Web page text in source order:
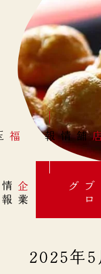
店舗情報
企
業
情
報
ブ
ロ
グ
2025年5